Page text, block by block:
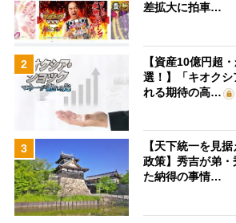
差拡大に拍車…
2
【資産10億円超
選！】「キオク
れる期待の高…
3
【天下統一を見
政策】秀吉が弟
た納得の事情…